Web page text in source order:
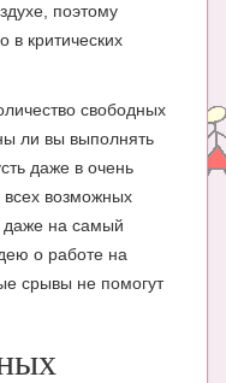
поэтому
в критических
свободных
ли вы выполнять
даже в очень
возможных
даже на самый
о работе на
срывы не помогут